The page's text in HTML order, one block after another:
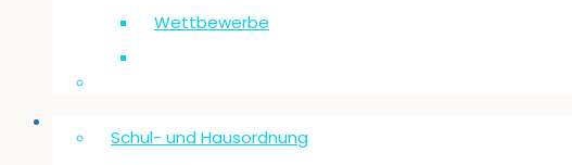
Wettbewerbe
Schul- und Hausordnung